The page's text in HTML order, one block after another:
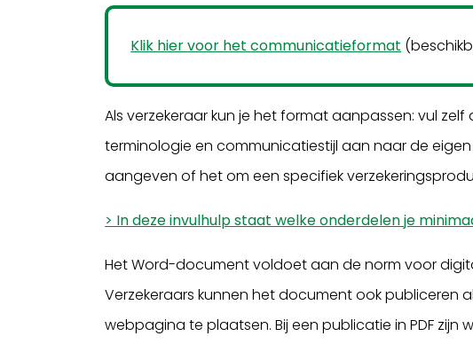
Klik hier voor het communicatieformat
Als verzekeraar kun je het format aanpassen: vul
terminologie en communicatiestijl aan naar de
aangeven of het om een specifiek
> In deze invulhulp staat welke onderdelen je
Het Word-document voldoet aan de norm voor
Verzekeraars kunnen het document ook publiceren
webpagina te plaatsen. Bij een publicatie in PDF